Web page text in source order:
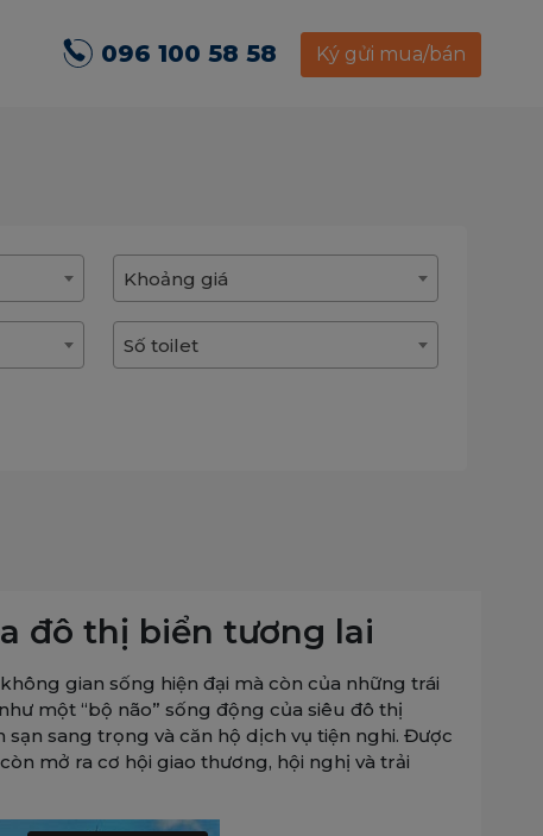
096 100 58 58 Ký gửi mua/bán
Khoảng giá
Số toilet
đô thị biển tương lai
gian sống hiện đại mà còn của những trái
một “bộ não” sống động của siêu đô thị
sang trọng và căn hộ dịch vụ tiện nghi. Được
mở ra cơ hội giao thương, hội nghị và trải